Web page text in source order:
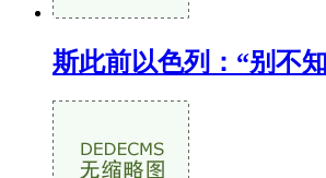
斯此前以色列：“别不